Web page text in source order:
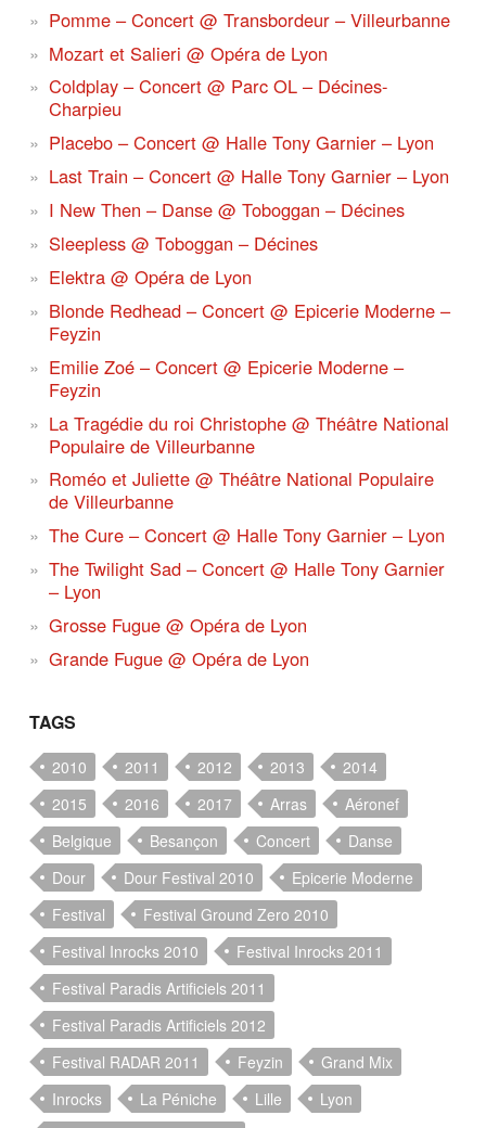
Pomme – Concert @ Transbordeur – Villeurbanne
Mozart et Salieri @ Opéra de Lyon
Coldplay – Concert @ Parc OL – Décines-
Charpieu
Placebo – Concert @ Halle Tony Garnier – Lyon
Last Train – Concert @ Halle Tony Garnier – Lyon
I New Then – Danse @ Toboggan – Décines
Sleepless @ Toboggan – Décines
Elektra @ Opéra de Lyon
Blonde Redhead – Concert @ Epicerie Moderne –
Feyzin
Emilie Zoé – Concert @ Epicerie Moderne –
Feyzin
La Tragédie du roi Christophe @ Théâtre National
Populaire de Villeurbanne
Roméo et Juliette @ Théâtre National Populaire
de Villeurbanne
The Cure – Concert @ Halle Tony Garnier – Lyon
The Twilight Sad – Concert @ Halle Tony Garnier
– Lyon
Grosse Fugue @ Opéra de Lyon
Grande Fugue @ Opéra de Lyon
TAGS
2010 2011 2012 2013
2014
2015
2016 2017 Arras
Aéronef
Belgique
Besançon Concert
Danse
Dour
Dour Festival 2010
Epicerie Moderne
Festival
Festival Ground Zero 2010
Festival Inrocks 2010
Festival Inrocks 2011
Festival Paradis Artificiels 2011
Festival Paradis Artificiels 2012
Festival RADAR 2011
Feyzin
Grand Mix
Inrocks
La Péniche Lille
Lyon